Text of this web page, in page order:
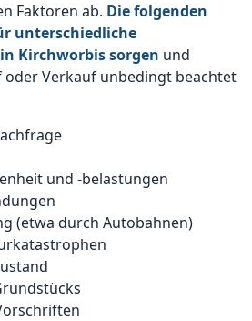
Faktoren ab. Die folgenden
unterschiedliche
Kirchworbis sorgen und
oder Verkauf unbedingt beachtet
und -belastungen
(etwa durch Autobahnen)